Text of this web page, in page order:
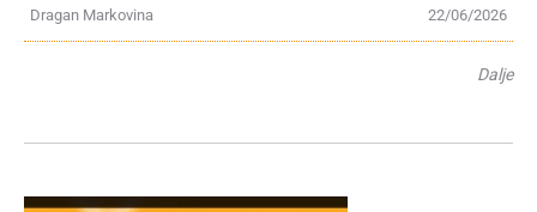
22/06/2026
Dragan Markovina
Dalje